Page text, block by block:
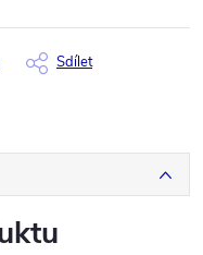
Sdílet